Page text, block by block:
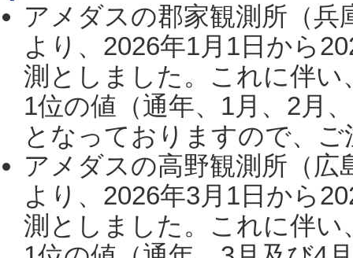
アメダスの郡家観測所（
より、2026年1月1日から
測としました。これに伴い
1位の値（通年、1月、2月
となっておりますので、
アメダスの高野観測所（
より、2026年3月1日から
測としました。これに伴い